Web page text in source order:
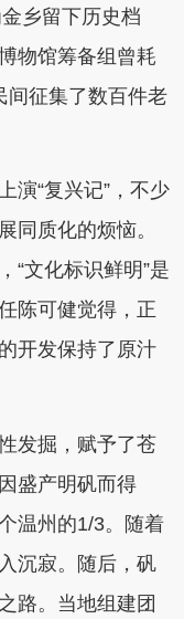
乡留下历史档
物馆筹备组曾耗
间征集了数百件老
“复兴记”，不少
同质化的烦恼。
“文化标识鲜明”是
陈可健觉得，正
开发保持了原汁
发掘，赋予了苍
盛产明矾而得
温州的1/3。随着
沉寂。随后，矾
路。当地组建团